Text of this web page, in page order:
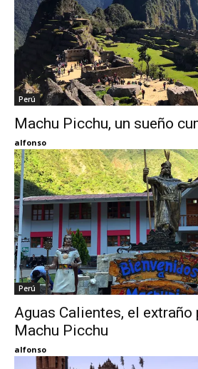
Perú
Machu Picchu, un sueño
alfonso
Perú
Aguas Calientes, el extraño
Machu Picchu
alfonso